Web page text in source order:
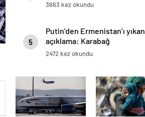
3663 kez okundu
5
Putin’den Ermenistan’ı yıkan
açıklama: Karabağ
Azerbaycan’ın ayrılmaz bir
2472 kez okundu